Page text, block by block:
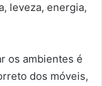
leveza, energia,
os ambientes é
dos móveis,